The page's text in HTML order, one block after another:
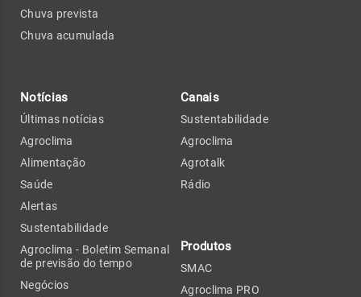
Chuva prevista
Chuva acumulada
Notícias
Últimas notícias
Agroclima
Alimentação
Saúde
Alertas
Sustentabilidade
Agroclima - Boletim Semanal
de previsão do tempo
Negócios
Canais
Sustentabilidade
Agroclima
Agrotalk
Rádio
Produtos
SMAC
Agroclima PRO